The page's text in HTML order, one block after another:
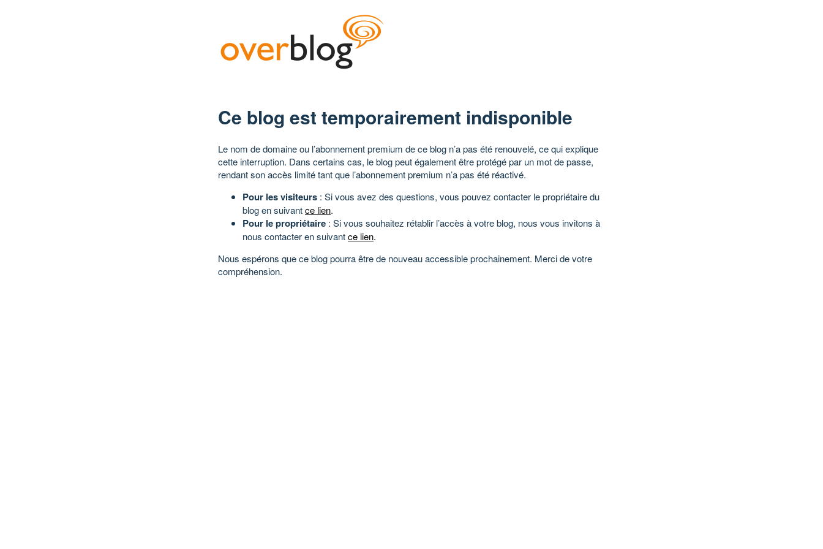
Ce blog est temporairement indisponible
Le nom de domaine ou l’abonnement premium de ce blog n’a pas été renouvelé, ce qui explique
cette interruption. Dans certains cas, le blog peut également être protégé par un mot de passe,
rendant son accès limité tant que l’abonnement premium n’a pas été réactivé.
Pour les visiteurs : Si vous avez des questions, vous pouvez contacter le propriétaire du
blog en suivantce lien.
Pour le propriétaire : Si vous souhaitez rétablir l’accès à votre blog, nous vous invitons à
nous contacter en suivantce lien.
Nous espérons que ce blog pourra être de nouveau accessible prochainement. Merci de votre
compréhension.